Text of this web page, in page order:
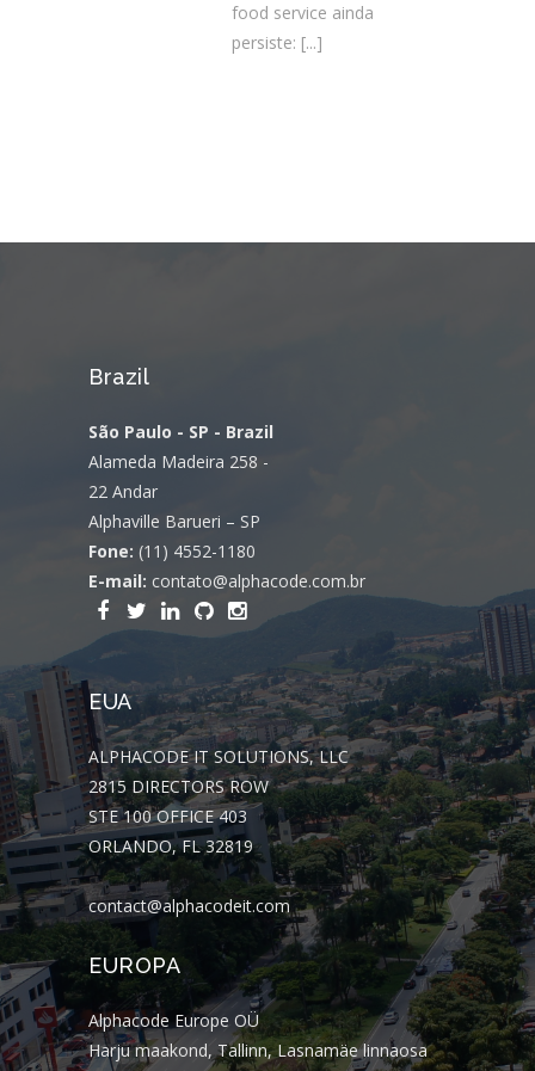
food service ainda
persiste: [...]
Brazil
São Paulo - SP - Brazil
Alameda Madeira 258 -
22 Andar
Alphaville Barueri – SP
Fone: (11) 4552-1180
E-mail: contato@alphacode.com.br
EUA
ALPHACODE IT SOLUTIONS, LLC
2815 DIRECTORS ROW
STE 100 OFFICE 403
ORLANDO, FL 32819
contact@alphacodeit.com
EUROPA
Alphacode Europe OÜ
Harju maakond, Tallinn, Lasnamäe linnaosa